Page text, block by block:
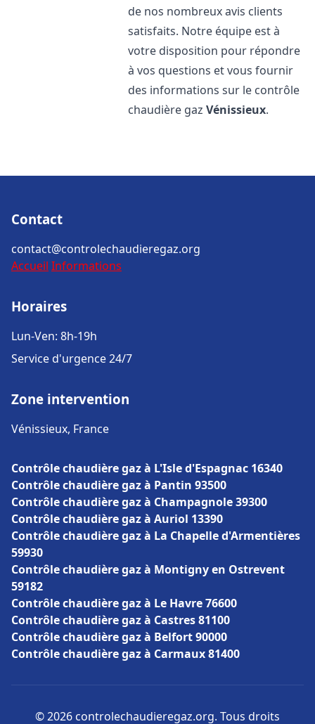
de nos nombreux avis clients
satisfaits. Notre équipe est à
votre disposition pour répondre
à vos questions et vous fournir
des informations sur le contrôle
chaudière gazVénissieux.
Contact
contact@controlechaudieregaz.org
Accueil Informations
Horaires
Lun-Ven: 8h-19h
Service d'urgence 24/7
Zone intervention
Vénissieux, France
Contrôle chaudière gaz à L'Isle d'Espagnac 16340
Contrôle chaudière gaz à Pantin 93500
Contrôle chaudière gaz à Champagnole 39300
Contrôle chaudière gaz à Auriol 13390
Contrôle chaudière gaz à La Chapelle d'Armentières
59930
Contrôle chaudière gaz à Montigny en Ostrevent
59182
Contrôle chaudière gaz à Le Havre 76600
Contrôle chaudière gaz à Castres 81100
Contrôle chaudière gaz à Belfort 90000
Contrôle chaudière gaz à Carmaux 81400
© 2026 controlechaudieregaz.org. Tous droits